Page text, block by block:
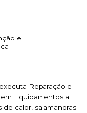
e
Reparação e
Equipamentos a
calor, salamandras